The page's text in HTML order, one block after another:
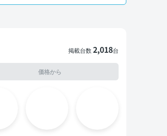
掲載台数2,018台
価格から